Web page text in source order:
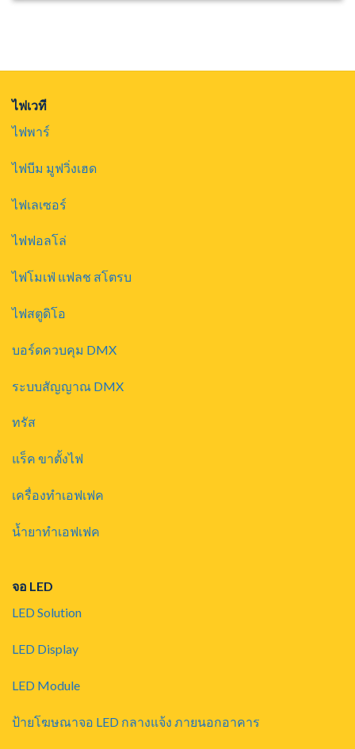
ไฟเวที
ไฟพาร์
ไฟบีม มูฟวิ่งเฮด
ไฟเลเซอร์
ไฟฟอลโล่
ไฟโมเฟ่ แฟลช สโตรบ
ไฟสตูดิโอ
บอร์ดควบคุม DMX
ระบบสัญญาณ DMX
ทรัส
แร็ค ขาตั้งไฟ
เครื่องทำเอฟเฟค
น้ำยาทำเอฟเฟค
จอ LED
LED Solution
LED Display
LED Module
ป้ายโฆษณาจอ LED กลางแจ้ง ภายนอกอาคาร